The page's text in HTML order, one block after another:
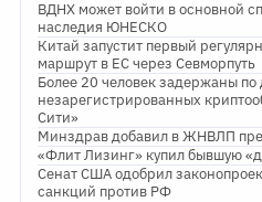
ВДНХ может войти в основной
наследия ЮНЕСКО
Китай запустит первый
маршрут в ЕС через Севморпуть
Более 20 человек задержаны по
незарегистрированных
Сити»
Минздрав добавил в ЖНВЛП
«Флит Лизинг» купил бывшую
Сенат США одобрил
санкций против РФ